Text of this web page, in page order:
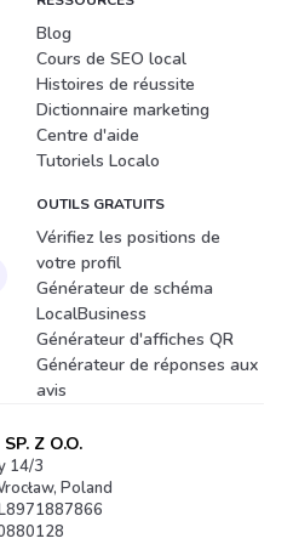
Blog
Cours de SEO local
Histoires de réussite
Dictionnaire marketing
Centre d'aide
Tutoriels Localo
OUTILS GRATUITS
Vérifiez les positions de
votre profil
Générateur de schéma
LocalBusiness
Générateur d'affiches QR
Générateur de réponses aux
avis
Z O.O.
14/3
Poland